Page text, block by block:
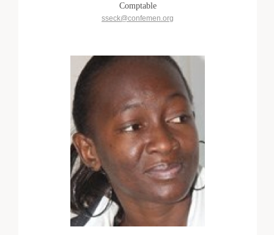
Comptable
sseck@confemen.org